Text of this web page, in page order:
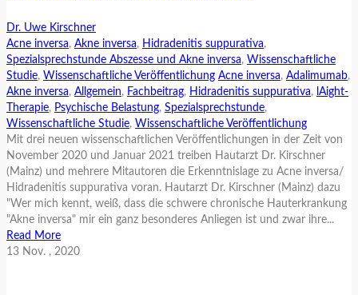
Dr. Uwe Kirschner
Acne inversa, Akne inversa, Hidradenitis suppurativa,
Spezialsprechstunde Abszesse und Akne inversa, Wissenschaftliche
Studie, Wissenschaftliche Veröffentlichung Acne inversa, Adalimumab,
Akne inversa, Allgemein, Fachbeitrag, Hidradenitis suppurativa, lAight-
Therapie, Psychische Belastung, Spezialsprechstunde,
Wissenschaftliche Studie, Wissenschaftliche Veröffentlichung
Mit drei neuen wissenschaftlichen Veröffentlichungen in der Zeit von
November 2020 und Januar 2021 treiben Hautarzt Dr. Kirschner
(Mainz) und mehrere Mitautoren die Erkenntnislage zu Acne inversa/
Hidradenitis suppurativa voran. Hautarzt Dr. Kirschner (Mainz) dazu
"Wer mich kennt, weiß, dass die schwere chronische Hauterkrankung
"Akne inversa" mir ein ganz besonderes Anliegen ist und zwar ihre...
Read More
13 Nov. , 2020